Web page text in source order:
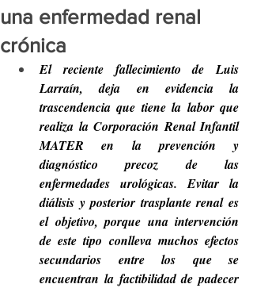
una enfermedad renal
crónica
El reciente fallecimiento de Luis
Larraín, deja en evidencia la
trascendencia que tiene la labor que
realiza la Corporación Renal Infantil
MATER en la prevención y
diagnóstico precoz de las
enfermedades urológicas. Evitar la
diálisis y posterior trasplante renal es
el objetivo, porque una intervención
de este tipo conlleva muchos efectos
secundarios entre los que se
encuentran la factibilidad de padecer